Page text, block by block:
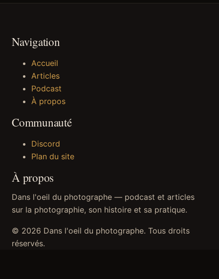
Navigation
Accueil
Articles
Podcast
À propos
Communauté
Discord
Plan du site
À propos
Dans l'oeil du photographe — podcast et articles
sur la photographie, son histoire et sa pratique.
© 2026 Dans l'oeil du photographe. Tous droits
réservés.